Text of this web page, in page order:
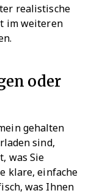
realistische
im weiteren
oder
gehalten
sind,
was Sie
klare, einfache
was Ihnen